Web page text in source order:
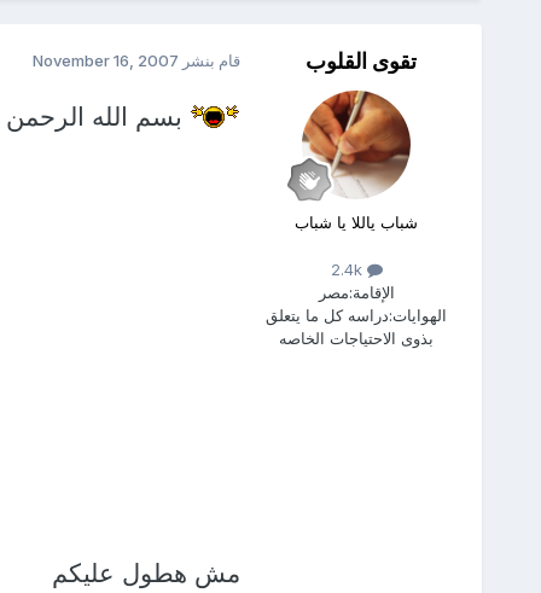
تقوى القلوب
شباب ياللا يا شباب
2.4k
الإقامة:مصر
الهوايات:دراسه كل ما يتعلق
بذوى الاحتياجات الخاصه
قام بنشر November 16, 2007
بسم الله الرحمن
مش هطول عليكم